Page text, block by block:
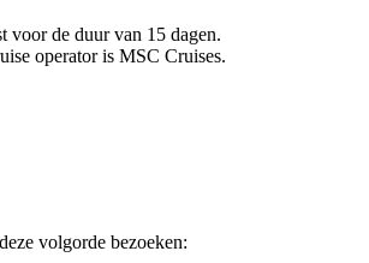
voor de duur van 15 dagen.
operator is MSC Cruises.
volgorde bezoeken: